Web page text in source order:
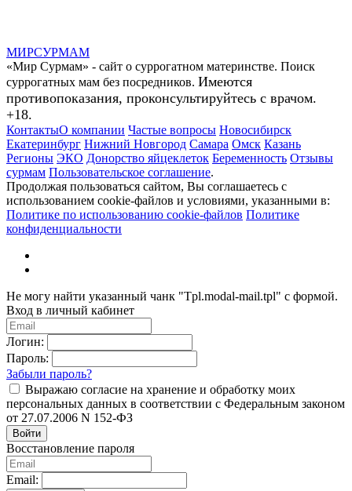
МИРСУРМАМ
«Мир Сурмам» - сайт о суррогатном материнстве. Поиск
суррогатных мам без посредников. Имеются
противопоказания, проконсультируйтесь с врачом.
+18.
КонтактыО компании Частые вопросы Новосибирск
Екатеринбург Нижний Новгород Самара Омск Казань
Регионы ЭКО Донорство яйцеклеток Беременность Отзывы
сурмам Пользовательское соглашение.
Продолжая пользоваться сайтом, Вы соглашаетесь с
использованием cookie-файлов и условиями, указанными в:
Политике по использованию cookie-файлов Политике
конфиденциальности
Не могу найти указанный чанк "Tpl.modal-mail.tpl" с формой.
Вход в личный кабинет
Логин:
Пароль:
Забыли пароль?
Выражаю согласие на хранение и обработку моих
персональных данных в соответствии с Федеральным законом
от 27.07.2006 N 152-ФЗ
Войти
Восстановление пароля
Email: